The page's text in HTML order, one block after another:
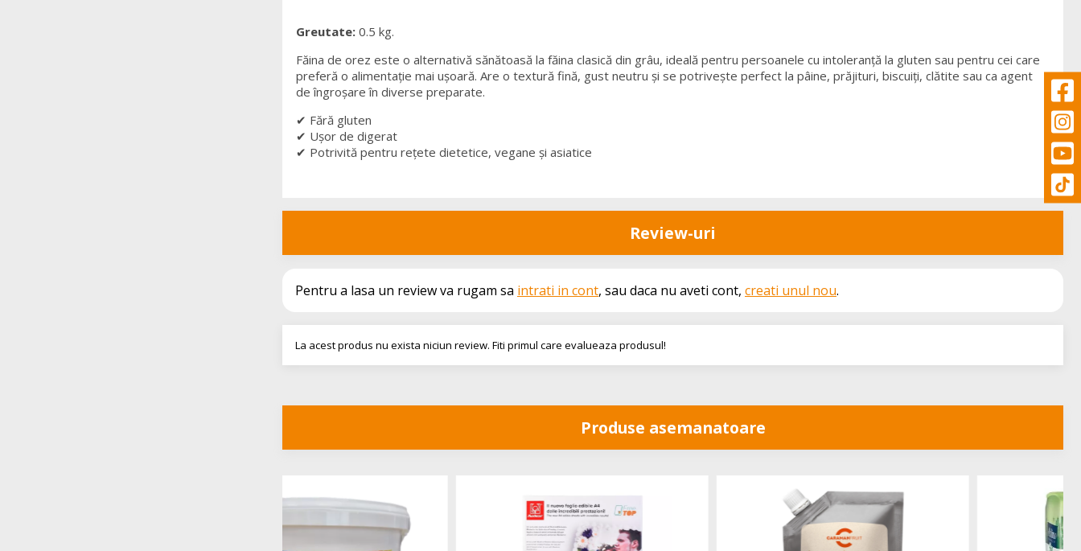
Greutate: 0.5 kg.
Făina de orez este o alternativă sănătoasă la făina clasică din grâu, ideală pentru persoanele cu intoleranță la gluten sau pentru cei care
preferă o alimentație mai ușoară. Are o textură fină, gust neutru și se potrivește perfect la pâine, prăjituri, biscuiți, clătite sau ca agent
de îngroșare în diverse preparate.
✔ Fără gluten
✔ Ușor de digerat
✔ Potrivită pentru rețete dietetice, vegane și asiatice
Review-uri
Pentru a lasa un review va rugam sa intrati in cont, sau daca nu aveti cont, creati unul nou.
La acest produs nu exista niciun review. Fiti primul care evalueaza produsul!
Produse asemanatoare